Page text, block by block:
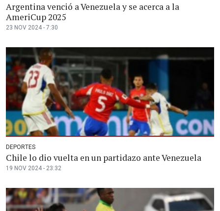
Argentina venció a Venezuela y se acerca a la
AmeriCup 2025
23 NOV 2024 - 7:30
DEPORTES
Chile lo dio vuelta en un partidazo ante Venezuela
19 NOV 2024 - 23:32